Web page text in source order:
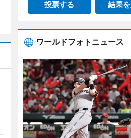
投票する 結果
ワールドフォトニュース